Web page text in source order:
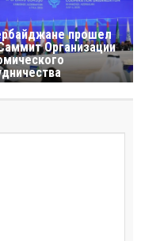
прошел
Организации